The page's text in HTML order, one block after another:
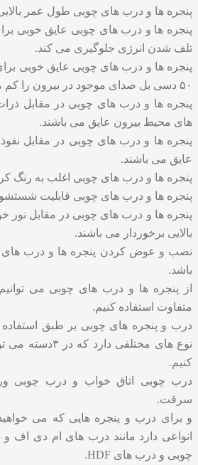
پنجره ها و درب های چوبی طول عمر بالایی
پنجره ها و درب های چوبی عایق خوبی
تلف شدن انرژی جلوگیری می کند.
پنجره ها و درب های چوبی عایق خوبی
۵۰ دسی بل صدای موجود در بیرون را کم می کنند.
پنجره ها و درب های چوبی در مقابل
های محیط بیرون عایق می باشند.
پنجره ها و درب های چوبی در مقابل
عایق می باشند.
پنجره ها و درب های چوبی اغلب به رنگ
پنجره ها و درب های چوبی قابلیت شستشو
پنجره ها و درب های چوبی در مقابل
بالایی برخوردار می باشند.
نصب و عوض کردن پنجره ها و درب
باشد.
از پنجره ها و درب های چوبی می
متفاوت استفاده کنیم.
درب و پنجره های چوبی بر طبق
نوع های مختلفی
کنیم.
درب چوبی اتاق خواب و درب چوبی
سرقت.
و برای درب و پنجره هایی که می
انواعی دارد مانند درب های ام دی اف
چوبی و درب های HDF.